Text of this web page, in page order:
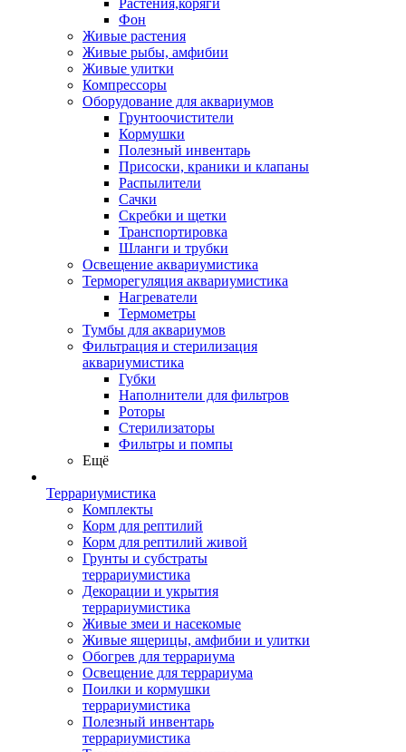
Растения,коряги
Фон
Живые растения
Живые рыбы, амфибии
Живые улитки
Компрессоры
Оборудование для аквариумов
Грунтоочистители
Кормушки
Полезный инвентарь
Присоски, краники и клапаны
Распылители
Сачки
Скребки и щетки
Транспортировка
Шланги и трубки
Освещение аквариумистика
Терморегуляция аквариумистика
Нагреватели
Термометры
Тумбы для аквариумов
Фильтрация и стерилизация
аквариумистика
Губки
Наполнители для фильтров
Роторы
Стерилизаторы
Фильтры и помпы
Ещё
Террариумистика
Комплекты
Корм для рептилий
Корм для рептилий живой
Грунты и субстраты
террариумистика
Декорации и укрытия
террариумистика
Живые змеи и насекомые
Живые ящерицы, амфибии и улитки
Обогрев для террариума
Освещение для террариума
Поилки и кормушки
террариумистика
Полезный инвентарь
террариумистика